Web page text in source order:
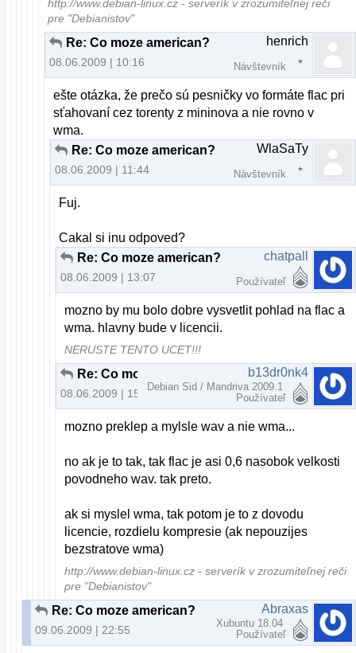
http://www.debian-linux.cz - serverík v zrozumiteľnej reči
pre "Debianistov"
Re: Co moze american?
08.06.2009 | 10:16
henrich
Návštevník
ešte otázka, že prečo sú pesničky vo formáte flac pri
sťahovaní cez torenty z mininova a nie rovno v
wma.
Re: Co moze american?
08.06.2009 | 11:44
WlaSaTy
Návštevník
Fuj.
Cakal si inu odpoved?
Re: Co moze american?
08.06.2009 | 13:07
chatpall
Používateľ
mozno by mu bolo dobre vysvetlit pohlad na flac a
wma. hlavny bude v licencii.
NERUSTE TENTO UCET!!!
Re: Co moze american?
08.06.2009 | 15:30
b13dr0nk4
Debian Sid / Mandriva 2009.1
Používateľ
mozno preklep a mylsle wav a nie wma...
no ak je to tak, tak flac je asi 0,6 nasobok velkosti
povodneho wav. tak preto.
ak si myslel wma, tak potom je to z dovodu
licencie, rozdielu kompresie (ak nepouzijes
bezstratove wma)
http://www.debian-linux.cz - serverík v zrozumiteľnej reči
pre "Debianistov"
Re: Co moze american?
09.06.2009 | 22:55
Abraxas
Xubuntu 18.04
Používateľ